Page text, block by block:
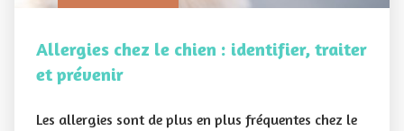
Allergies chez le chien : identifier, traiter
et prévenir
Les allergies sont de plus en plus fréquentes chez le